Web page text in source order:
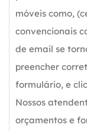
móveis como,
convencionais
de email se
preencher
formulário, e
Nossos
orçamentos e